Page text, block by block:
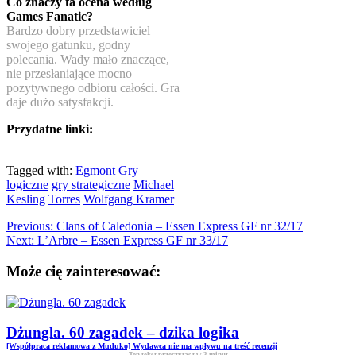
Games Fanatic?
Bardzo dobry przedstawiciel
swojego gatunku, godny
polecania. Wady mało znaczące,
nie przesłaniające mocno
pozytywnego odbioru całości. Gra
daje dużo satysfakcji.
Przydatne linki:
Tagged with: Egmont Gry
logiczne gry strategiczne Michael
Kesling Torres Wolfgang Kramer
Previous: Clans of Caledonia – Essen Express GF nr 32/17
Next: L’Arbre – Essen Express GF nr 33/17
Może cię zainteresować:
Dżungla. 60 zagadek – dzika logika
[Współpraca reklamowa z Muduko] Wydawca nie ma wpływu na treść recenzji